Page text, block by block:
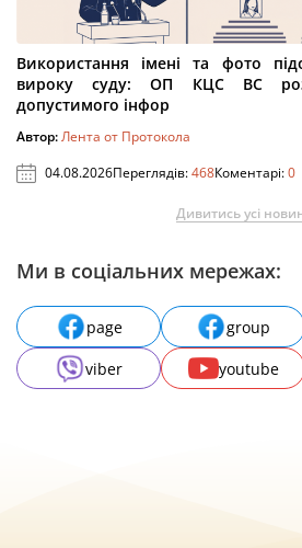
Використання імені та фото
вироку суду: ОП КЦС ВС
допустимого інфор
Автор:Лента от Протокола
04.08.2026Переглядів:468Коментарі:0
Дивитись усі
Ми в соціальних мережах:
page group
viber
youtube